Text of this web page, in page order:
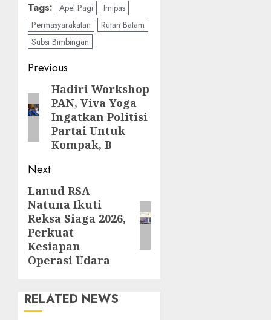
Tags: Apel Pagi
Imipas
Permasyarakatan
Rutan Batam
Subsi Bimbingan
Post
navigation
Previous
Previous
post:
Hadiri Workshop
PAN, Viva Yoga
Ingatkan Politisi
Partai Untuk
Kompak, B
Next
Next
post:
Lanud RSA
Natuna Ikuti
Reksa Siaga 2026,
Perkuat
Kesiapan
Operasi Udara
RELATED NEWS